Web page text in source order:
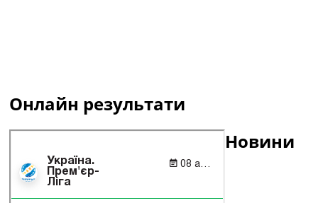
Онлайн результати
Новини